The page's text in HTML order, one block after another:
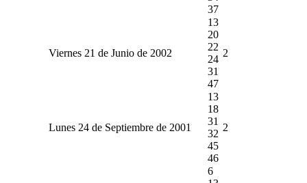
37
Viernes 21 de Junio de 2002
13
20
22
24
31
47
2
Lunes 24 de Septiembre de 2001
13
18
31
32
45
46
2
6